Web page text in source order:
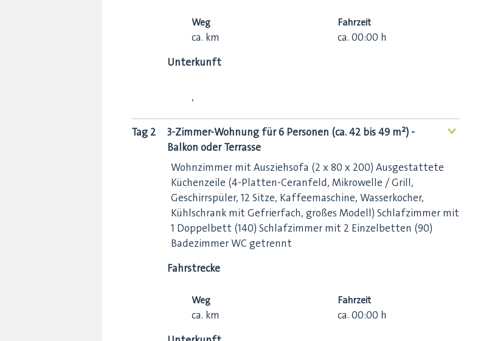
Weg
ca. km
Fahrzeit
ca. 00:00 h
Unterkunft
,
Tag 2
3-Zimmer-Wohnung für 6 Personen (ca. 42 bis 49 m²) -
Balkon oder Terrasse
<
Wohnzimmer mit Ausziehsofa (2 x 80 x 200) Ausgestattete
Küchenzeile (4-Platten-Ceranfeld, Mikrowelle / Grill,
Geschirrspüler, 12 Sitze, Kaffeemaschine, Wasserkocher,
Kühlschrank mit Gefrierfach, großes Modell) Schlafzimmer mit
1 Doppelbett (140) Schlafzimmer mit 2 Einzelbetten (90)
Badezimmer WC getrennt
Fahrstrecke
Weg
ca. km
Fahrzeit
ca. 00:00 h